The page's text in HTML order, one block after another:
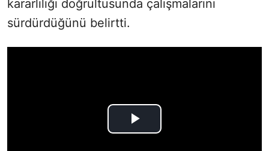
kararlılığı doğrultusunda çalışmalarını
sürdürdüğünü belirtti.